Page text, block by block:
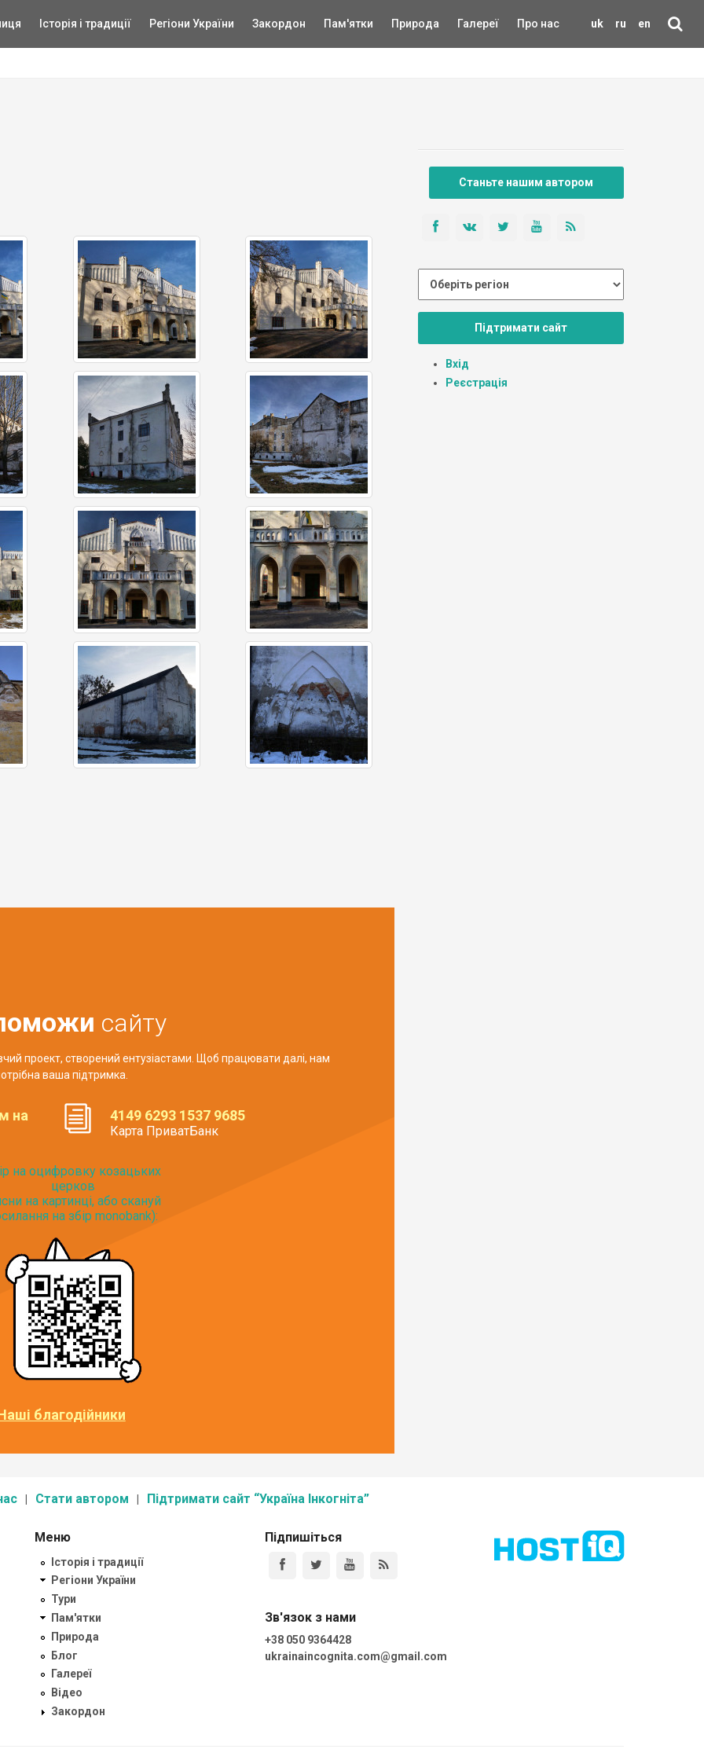
uk ru en
Історія і традиції Регіони України Закордон Пам'ятки Природа Галереї Про нас
сайту
проект, створений ентузіастами. Щоб працювати далі, нам
ваша підтримка.
на 4149 6293 1537 9685
Карта ПриватБанк
на оцифровку козацьких
церков
на картинці, або скануй
на збір monobank):
благодійники
Станьте нашим автором
Підтримати сайт
Вхід
Реєстрація
Стати автором Підтримати сайт “Україна Інкогніта”
Меню
Історія і традиції
Регіони України
Тури
Пам'ятки
Природа
Блог
Галереї
Відео
Закордон
Підпишіться
Зв'язок з нами
+38 050 9364428
ukrainaincognita.com@gmail.com